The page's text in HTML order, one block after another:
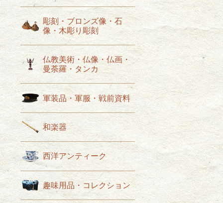
彫刻・ブロンズ像・石
像・木彫り彫刻
仏教美術・仏像・仏画・
曼荼羅・タンカ
軍装品・軍服・戦前資料
和楽器
西洋アンティーク
趣味用品・コレクション